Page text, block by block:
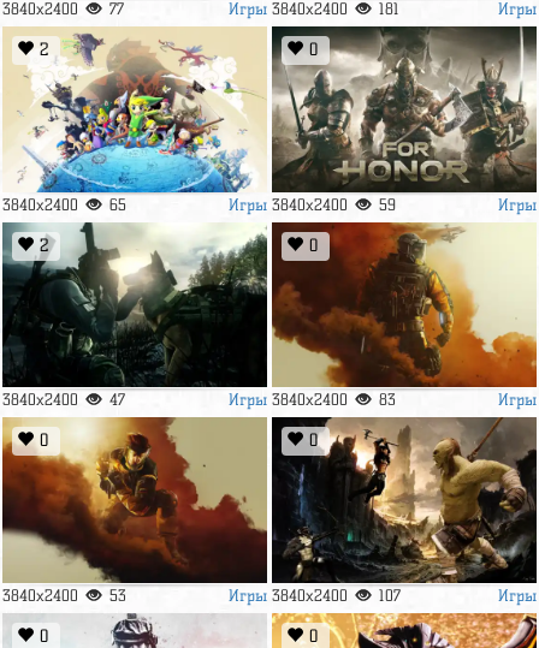
3840x2400 77 Игры 3840x2400 181 Игры
2
3840x2400 65 Игры
0
3840x2400 59 Игры
2
3840x2400 47 Игры
0
3840x2400 83 Игры
0
3840x2400 53 Игры
0
3840x2400 107 Игры
0 0